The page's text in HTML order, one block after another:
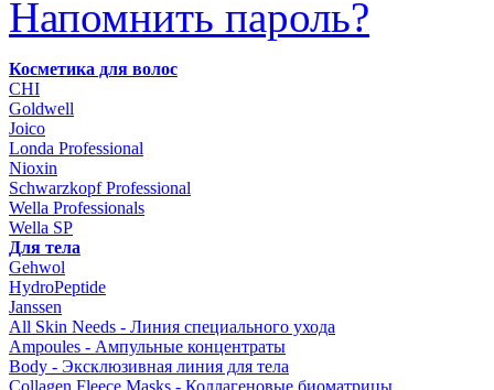
Напомнить пароль?
Косметика для волос
CHI
Goldwell
Joico
Londa Professional
Nioxin
Schwarzkopf Professional
Wella Professionals
Wella SP
Для тела
Gehwol
HydroPeptide
Janssen
All Skin Needs - Линия специального ухода
Ampoules - Ампульные концентраты
Body - Эксклюзивная линия для тела
Collagen Fleece Masks - Коллагеновые биоматрицы